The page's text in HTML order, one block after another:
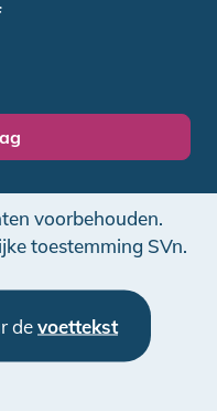
voorbehouden.
toestemming SVn.
devoettekst